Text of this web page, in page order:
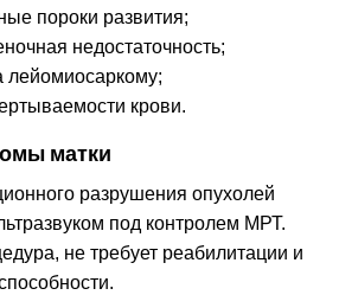
пороки развития;
недостаточность;
лейомиосаркому;
крови.
матки
разрушения опухолей
под контролем МРТ.
не требует реабилитации и